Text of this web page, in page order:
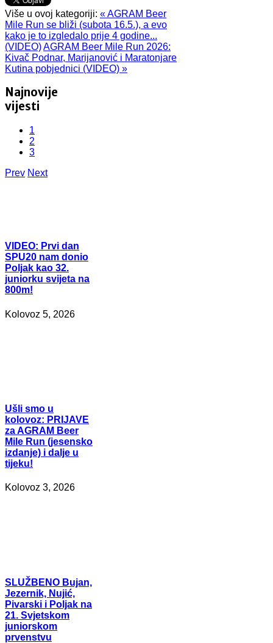
Više u ovoj kategoriji: « AGRAM Beer
Mile Run se bliži (subota 16.5.), a evo
kako je to izgledalo prije 4 godine...
(VIDEO)AGRAM Beer Mile Run 2026:
Kivač Podnar, Marijanović i Maratonjare
Kutina pobjednici (VIDEO) »
Najnovije
vijesti
1
2
3
Prev Next
VIDEO: Prvi dan
SPU20 nam donio
Poljak kao 32.
juniorku svijeta na
800m!
Kolovoz 5, 2026
Ušli smo u
kolovoz: PRIJAVE
za AGRAM Beer
Mile Run (jesensko
izdanje) i dalje u
tijeku!
Kolovoz 3, 2026
SLUŽBENO Bujan,
Jezernik, Nujić,
Pivarski i Poljak na
21. Svjetskom
juniorskom
prvenstvu